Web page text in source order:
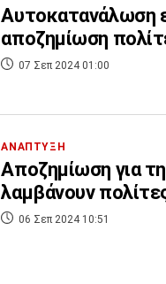
Αυτοκατανάλωση
αποζημίωση
07 Σεπ 2024 01:00
ΑΝΑΠΤΥΞΗ
Αποζημίωση για
λαμβάνουν
06 Σεπ 2024 10:51